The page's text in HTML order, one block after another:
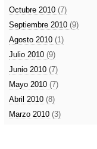
Octubre 2010 (7)
Septiembre 2010 (9)
Agosto 2010 (1)
Julio 2010 (9)
Junio 2010 (7)
Mayo 2010 (7)
Abril 2010 (8)
Marzo 2010 (3)